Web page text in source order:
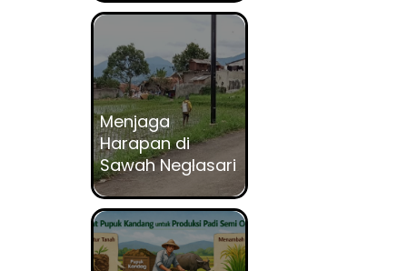
Menjaga
Harapan di
Sawah Neglasari